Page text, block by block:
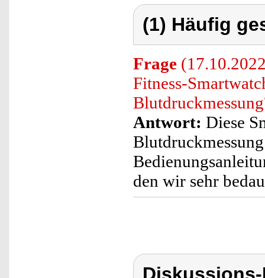
(1) Häufig
Frage
Fitness-
Antwort: Diese
den wir sehr